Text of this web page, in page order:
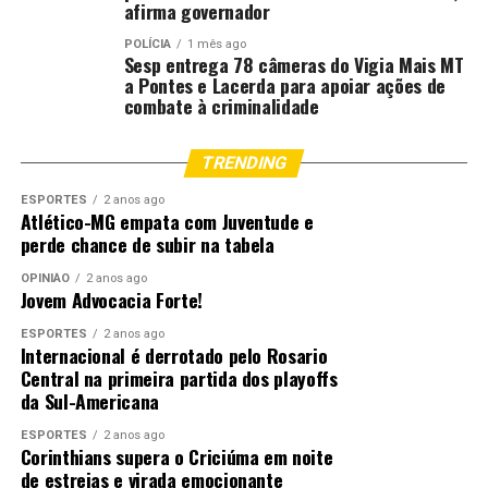
afirma governador
POLÍCIA 1 mês ago
Sesp entrega 78 câmeras do Vigia Mais MT
a Pontes e Lacerda para apoiar ações de
combate à criminalidade
TRENDING
ESPORTES 2 anos ago
Atlético-MG empata com Juventude e
perde chance de subir na tabela
OPINIÃO 2 anos ago
Jovem Advocacia Forte!
ESPORTES 2 anos ago
Internacional é derrotado pelo Rosario
Central na primeira partida dos playoffs
da Sul-Americana
ESPORTES 2 anos ago
Corinthians supera o Criciúma em noite
de estreias e virada emocionante